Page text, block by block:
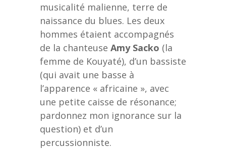
musicalité malienne, terre de
naissance du blues. Les deux
hommes étaient accompagnés
de la chanteuse Amy Sacko (la
femme de Kouyaté), d’un bassiste
(qui avait une basse à
l’apparence « africaine », avec
une petite caisse de résonance;
pardonnez mon ignorance sur la
question) et d’un
percussionniste.